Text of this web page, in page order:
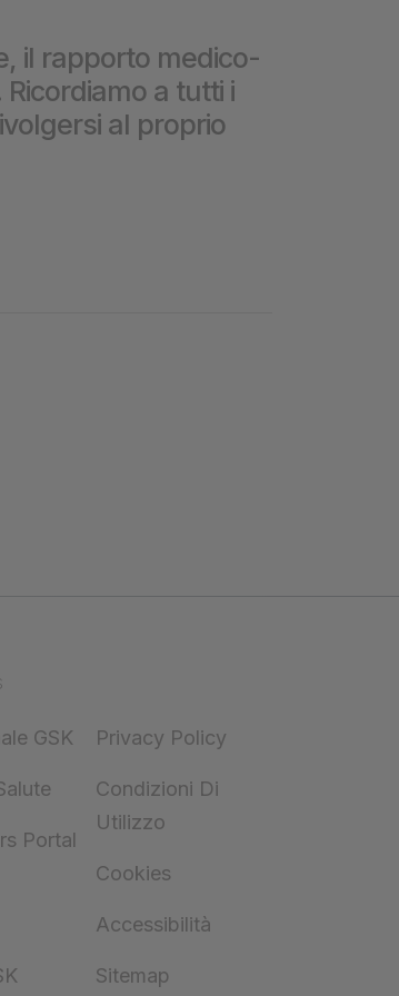
il rapporto medico-
a tutti i
al proprio
GSK
Portal
Privacy Policy
Condizioni Di
Utilizzo
Cookies
Accessibilità
Sitemap